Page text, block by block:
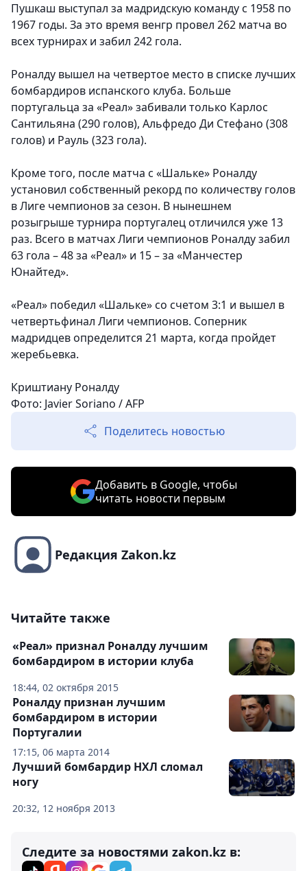
Пушкаш выступал за мадридскую команду с 1958 по
1967 годы. За это время венгр провел 262 матча во
всех турнирах и забил 242 гола.
Роналду вышел на четвертое место в списке лучших
бомбардиров испанского клуба. Больше
португальца за «Реал» забивали только Карлос
Сантильяна (290 голов), Альфредо Ди Стефано (308
голов) и Рауль (323 гола).
Кроме того, после матча с «Шальке» Роналду
установил собственный рекорд по количеству голов
в Лиге чемпионов за сезон. В нынешнем
розыгрыше турнира португалец отличился уже 13
раз. Всего в матчах Лиги чемпионов Роналду забил
63 гола – 48 за «Реал» и 15 – за «Манчестер
Юнайтед».
«Реал» победил «Шальке» со счетом 3:1 и вышел в
четвертьфинал Лиги чемпионов. Соперник
мадридцев определится 21 марта, когда пройдет
жеребьевка.
Криштиану Роналду
Фото: Javier Soriano / AFP
Поделитесь новостью
Добавить в Google, чтобы
читать новости первым
Редакция Zakon.kz
Читайте также
18:44, 02 октября 2015
«Реал» признал Роналду лучшим
бомбардиром в истории клуба
17:15, 06 марта 2014
Роналду признан лучшим
бомбардиром в истории
Португалии
20:32, 12 ноября 2013
Лучший бомбардир НХЛ сломал
ногу
Следите за новостями zakon.kz в: